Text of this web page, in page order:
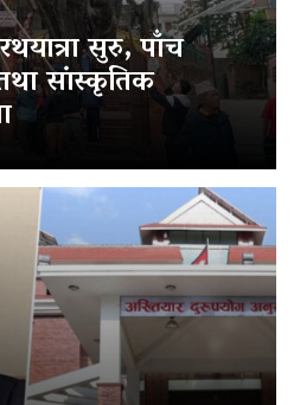
सुरु, पाँच
सांस्कृतिक